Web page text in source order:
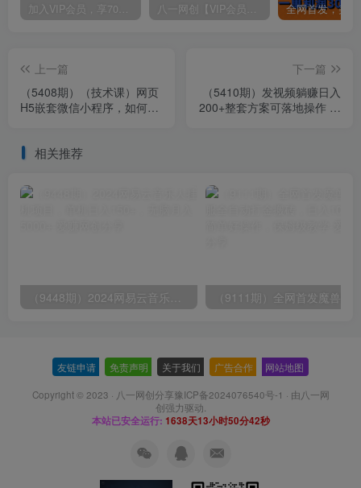
加入VIP会员，享70%的推广提成，免费学习多种网上创业课程，菜鸟秒变大神！ 八一网创【VIP会员专属交流群】
上一篇
（5408期）（技术课）网页
H5嵌套微信小程序，如何将
下一篇
（5410期）发视频躺赚日入
200+整套方案可落地操作 小
相关推荐
友链申请 免责声明 关于我们 广告合作 网站地图
Copyright © 2023 · 八一网创分享豫ICP备2024076540号-1 · 由八一网
创强力驱动.
本站已安全运行: 1638天13小时50分42秒